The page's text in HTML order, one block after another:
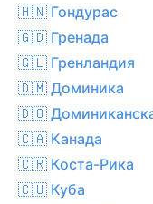
🇭🇳 Гондурас
🇬🇩 Гренада
🇬🇱 Гренландия
🇩🇲 Доминика
🇩🇴
🇨🇦 Канада
🇨🇷 Коста-Рика
🇨🇺 Куба